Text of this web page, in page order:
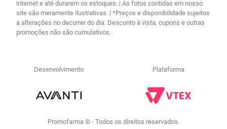
internet e até durarem os estoques. | As fotos contidas em nosso
site são meramente ilustrativas. | *Preços e disponibilidade sujeitos
a alterações no decorrer do dia. Desconto à vista, cupons e outras
promoções não são cumulativos.
Desenvolvimento Plataforma
Promofarma © - Todos os direitos reservados.